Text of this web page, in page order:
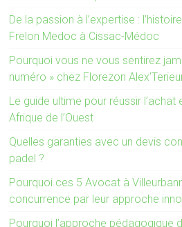
De la passion à l’expertise :
Frelon Medoc à Cissac-Médoc
Pourquoi vous ne vous sentirez
numéro » chez Florezon
Le guide ultime pour réussir l’achat
Afrique de l’Ouest
Quelles garanties avec un devis
padel ?
Pourquoi ces 5 Avocat à
concurrence par leur approche
Pourquoi l’approche pédagogique